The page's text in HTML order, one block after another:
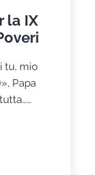
la IX
tu, mio
Papa